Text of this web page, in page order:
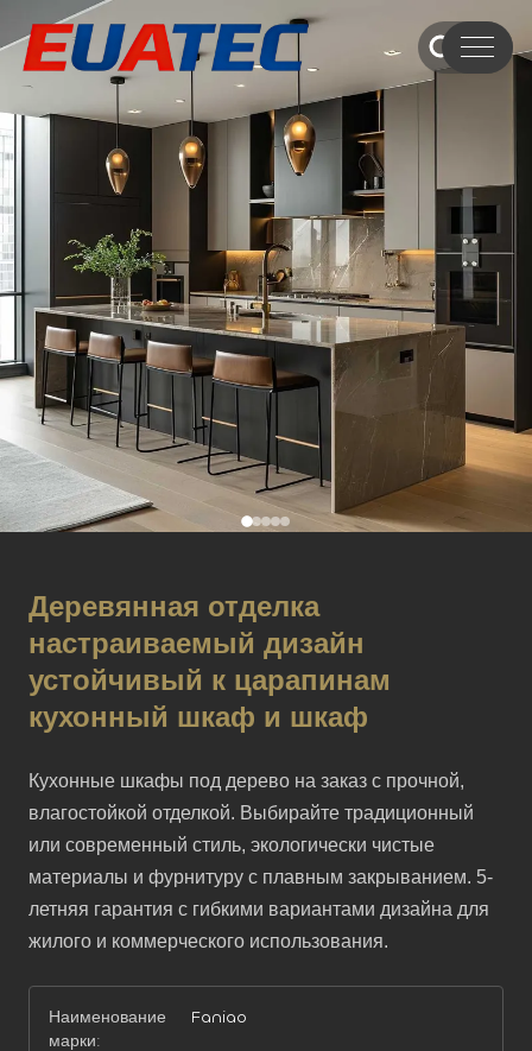
Деревянная отделка
настраиваемый дизайн
устойчивый к царапинам
кухонный шкаф и шкаф
Кухонные шкафы под дерево на заказ с прочной,
влагостойкой отделкой. Выбирайте традиционный
или современный стиль, экологически чистые
материалы и фурнитуру с плавным закрыванием. 5-
летняя гарантия с гибкими вариантами дизайна для
жилого и коммерческого использования.
Наименование
марки:
Faniao